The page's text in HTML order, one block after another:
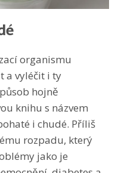
organismu
a vyléčit i ty
hojně
knihu s názvem
i chudé. Příliš
rozpadu, který
jako je